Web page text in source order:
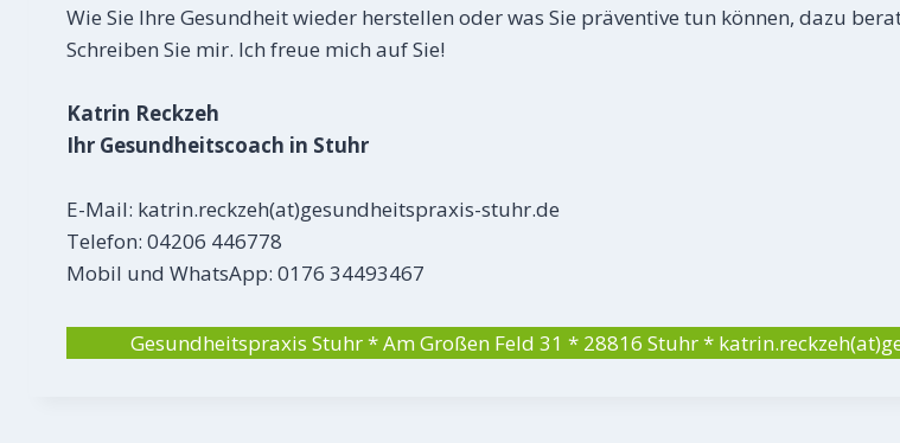
Wie Sie Ihre Gesundheit wieder herstellen oder was Sie präventive tun können, dazu
Schreiben Sie mir. Ich freue mich auf Sie!
Katrin Reckzeh
Ihr Gesundheitscoach in Stuhr
E-Mail: katrin.reckzeh(at)gesundheitspraxis-stuhr.de
Telefon: 04206 446778
Mobil und WhatsApp: 0176 34493467
Gesundheitspraxis Stuhr * Am Großen Feld 31 * 28816 Stuhr *